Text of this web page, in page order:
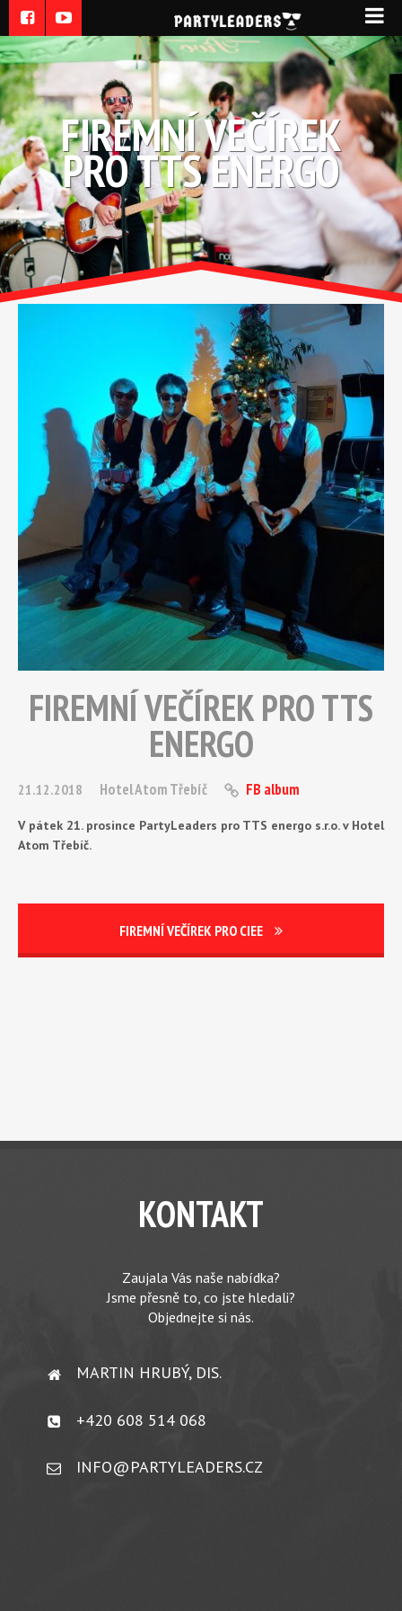
FIREMNÍ VEČÍREK
PRO TTS ENERGO
FIREMNÍ VEČÍREK PRO TTS
ENERGO
21.12.2018 Hotel Atom Třebíč FB album
V pátek 21. prosince PartyLeaders pro TTS energo s.r.o. v Hotel
Atom Třebíč.
FIREMNÍ VEČÍREK PRO CIEE
KONTAKT
Zaujala Vás naše nabídka?
Jsme přesně to, co jste hledali?
Objednejte si nás.
MARTIN HRUBÝ, DIS.
+420 608 514 068
INFO@PARTYLEADERS.CZ